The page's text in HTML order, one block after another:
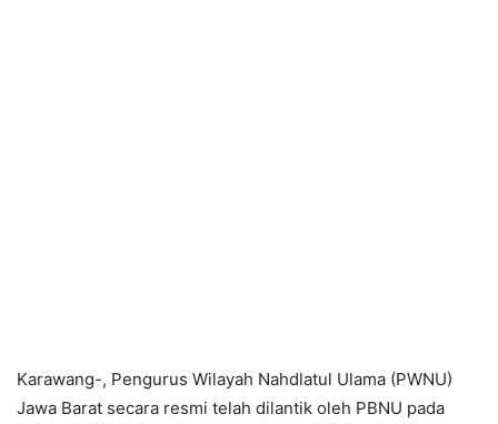
Karawang-, Pengurus Wilayah Nahdlatul Ulama (PWNU)
Jawa Barat secara resmi telah dilantik oleh PBNU pada